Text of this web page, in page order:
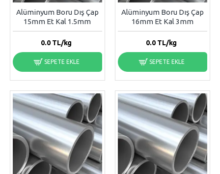
Alüminyum Boru Dış Çap
15mm Et Kal 1.5mm
0.0TL/kg
SEPETE EKLE
Alüminyum Boru Dış Çap
16mm Et Kal 3mm
0.0TL/kg
SEPETE EKLE